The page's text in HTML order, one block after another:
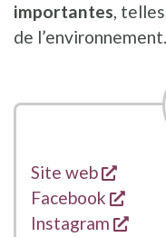
importantes,
de l’environnement.
Liens
Site web
Facebook
Instagram